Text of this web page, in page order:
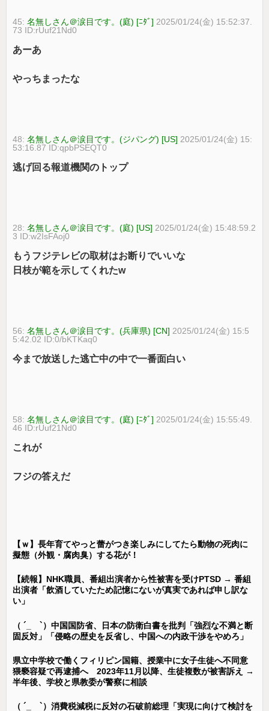
45:名無しさん＠涙目です。(庭) [ﾆﾀﾞ] 2025/01/24(金) 15:52:37.
73 ID:rUuf21Nd0
あーあ
やっちまったな
48:名無しさん＠涙目です。(ジパング) [US] 2025/01/24(金) 15:
53:16.87 ID:qpbPSEQT0
逃げ回る報道機関のトップ
28:名無しさん＠涙目です。(庭) [US] 2025/01/24(金) 15:48:59.2
3 ID:w2IsFAoj0
もうフジテレビの取材はお断りでいいな
日枝が範を示してくれたw
56:名無しさん＠涙目です。(兵庫県) [CN] 2025/01/24(金) 15:5
5:42.02 ID:0/bKTKaq0
今まで放送した逃亡中の中で一番面白い
58:名無しさん＠涙目です。(庭) [ﾆﾀﾞ] 2025/01/24(金) 15:55:49.
46 ID:rUuf21Nd0
これが
フジの答えだ
【ｗ】長年育てやっと蕾がつき楽しみにしてたら動物の死肉に
擬態（外観・腐肉臭）する花が！
【続報】NHK職員、番組出演者から性被害を受けPTSD → 番組
出演者「飲酒していたため記憶にないが真実であれば申し訳な
い」
（ ´_ゝ`）中国国防省、日本の防衛白書を批判「強烈な不満と断
固反対」「侵略の歴史を反省し、中国への内政干渉をやめろ」
県立中学校で働くフィリピン国籍、授業中に女子生徒へ不同意
猥褻容疑で再逮捕へ 2023年11月以降、生徒複数が被害訴え →
半年後、学校と県教委が警察に相談
（ ´_ゝ`）消費税減税に反対の石破前総理「実現に向けて検討を